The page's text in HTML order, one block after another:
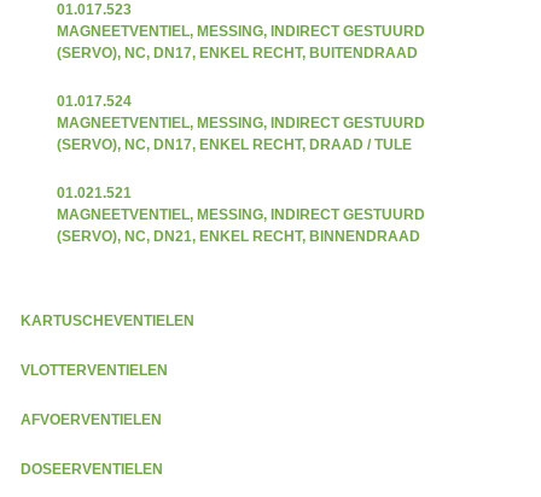
01.017.523
MAGNEETVENTIEL, MESSING, INDIRECT GESTUURD
(SERVO), NC, DN17, ENKEL RECHT, BUITENDRAAD
01.017.524
MAGNEETVENTIEL, MESSING, INDIRECT GESTUURD
(SERVO), NC, DN17, ENKEL RECHT, DRAAD / TULE
01.021.521
MAGNEETVENTIEL, MESSING, INDIRECT GESTUURD
(SERVO), NC, DN21, ENKEL RECHT, BINNENDRAAD
KARTUSCHEVENTIELEN
VLOTTERVENTIELEN
AFVOERVENTIELEN
DOSEERVENTIELEN